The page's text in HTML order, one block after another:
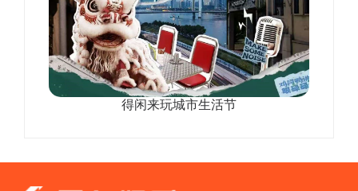
得闲来玩城市生活节